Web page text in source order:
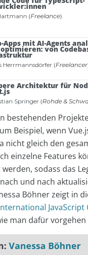
bestehenden
Beispiel, wenn
nicht gleich den
einzelne Features
sodass das
und nach
Böhner zeigt in
JavaScript
man dafür vorgehen
Vanessa Böhner